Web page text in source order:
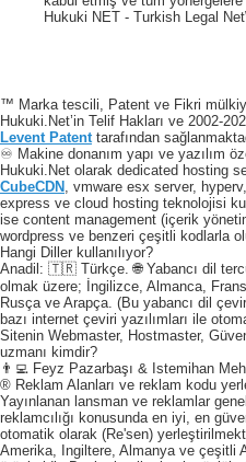
Hukuki NET - Turkish Legal
™ Marka tescili, Patent ve Fikri
Hukuki.Net’in Telif Hakları ve 2002-
Levent Patenttarafından
♾️ Makine donanım yapı ve yazılım
Hukuki.Net olarak dedicated hosting
CubeCDN , vmware esx server,
express ve cloud hosting teknolojisi
ise content management (içerik
wordpress ve benzeri çeşitli kodlarla
Hangi Diller kullanılıyor?
Anadil: 🇹🇷 Türkçe. 🌐 Yabancı dil
olmak üzere; İngilizce, Almanca,
Rusça ve Arapça. (Bu yabancı dil
bazı internet çeviri yazılımları ile
Sitenin Webmaster, Hostmaster,
uzmanı kimdir?
👨‍💻 Feyz Pazarbaşı & Istemihan
® Reklam Alanları ve reklam kodu
Yayınlanan lansman ve reklamlar
reklamcılığı konusunda en iyi, en
otomatik olarak (Re'sen)
Amerika, Ingiltere, Almanya ve çeşitli